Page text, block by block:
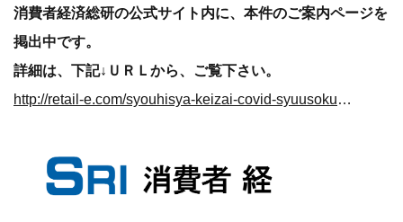
消費者経済総研の公式サイト内に、本件のご案内ページを
掲出中です。
詳細は、下記↓ＵＲＬから、ご覧下さい。
http://retail-e.com/syouhisya-keizai-covid-syuusoku.html